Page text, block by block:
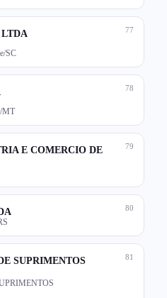
77
SC
78
MT
79
E COMERCIO DE
80
81
SUPRIMENTOS